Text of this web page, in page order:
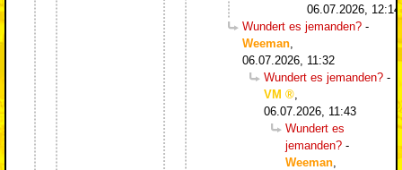
06.07.2026, 12:14
Wundert es jemanden? -
Weeman
06.07.2026, 11:32
Wundert es jemanden? -
VM
06.07.2026, 11:43
Wundert es
jemanden? -
Weeman